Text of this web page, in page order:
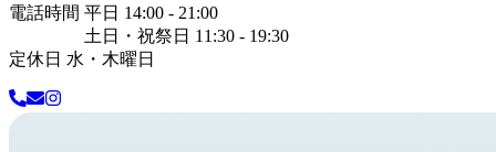
電話時間 平日 14:00 - 21:00
土日・祝祭日 11:30 - 19:30
定休日 水・木曜日